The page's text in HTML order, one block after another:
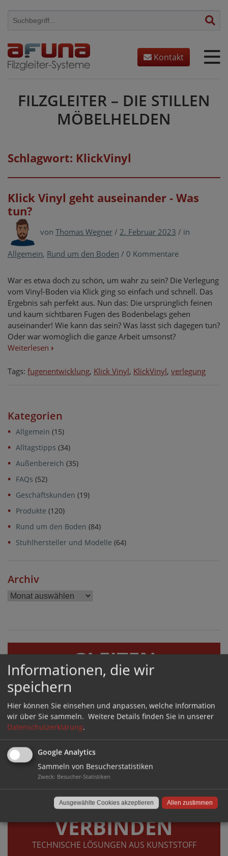
Skip
Kontakt
FILZGLEITER – DIE STILLEN
MÖBELHELDEN
Schlagwort: KlickVinyl
Klick Vinyl geht auseinander - Was
tun?
von Thomas Wegner / 2. Februar 2023 / in
Allgemein, Rund um den Boden / 0 Kommentare
War es etwa doch zu schön, um wahr zu sein? Die Verlegung
vom Vinyl-Boden via Klick ging so einfach und schnell. Das
Ergebnis sah perfekt aus. Nun das: Die ursprünglich feinen
und kaum sichtbaren Fugen des Bodenbelags gehen
auseinander! Wie kann das sein? Was lässt sich dagegen tun?
Oder war womöglich die ganze Arbeit umsonst?
Weiterlesen ›
Tags: fugenentwicklung, Klick Vinyl, KlickVinyl, verlegung
Kategorien
Allgemein (15)
Alltagstipps (34)
Außenbereich (35)
FAQs (52)
Geschäftskunden (19)
Produkte (120)
Rund um den Boden (84)
Stuhlhersteller und Modelle (64)
Archiv
Archiv
GLEITEN
GERÄUSCHHEMMEND UND BODENSCHONEND
VERBINDEN
TECHNISCHE LÖSUNGEN AUS KUNSTSTOFF
Informationen, die wir
speichern
Hier können Sie einsehen und anpassen, welche Information
wir über Sie sammeln. Weitere Details finden Sie in unserer
Datenschutzerklärung.
Google Analytics
Sammeln von Besucherstatistiken
Zweck: Besucher-Statistiken
Allen zustimmen
Ausgewählte Cookies akzeptieren